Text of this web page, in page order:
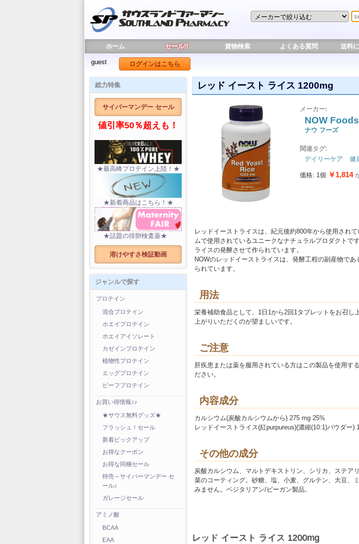
ホーム セール!! 貨物検索 よくある質問 送料
guest ログインはこちら
総力特集
サイバーマンデー セール
値引率50％超えも！
★最高峰プロテイン上陸！★
★新着商品はこちら！★
★話題の排卵検査薬★
溶けやすさ検証動画
ジャンルで探す
プロテイン
混合プロテイン
ホエイプロテイン
ホエイアイソレート
カゼインプロテイン
植物性プロテイン
エッグプロテイン
ビーフプロテイン
お買い得情報♪♪
★サウス無料グッズ★
フラッシュ！セール
新着ピックアップ
お得なクーポン
お得な同梱セール
特売～サイバーマンデー セ
ール♪
ガレージセール
アミノ酸
BCAA
EAA
レッド イースト ライス 1200mg
メーカー:
NOW Foods
ナウ フーズ
関連タグ:
デイリーケア
健
価格: 1個 ￥1,814
レッドイーストライスは、紀元後約800年から使用され
ムで使用されているユニークなナチュラルプロダクトで
ライスの発酵させて作られています。
NOWのレッドイーストライスは、発酵工程の副産物で
られています。
用法
栄養補助食品として、1日1から2回1タブレットをお召し
上がりいただくのが望ましいです。
ご注意
肝疾患または薬を服用されている方はこの製品を使用す
ださい。
内容成分
カルシウム(炭酸カルシウムから) 275 mg 25%
レッドイーストライス(紅purpureus)(濃縮(10:1)パウダー)
その他の成分
炭酸カルシウム、マルトデキストリン、シリカ、ステア
菜のコーティング。砂糖、塩、小麦、グルテン、大豆、
みません。ベジタリアン/ビーガン製品。
レッド イースト ライス 1200mg